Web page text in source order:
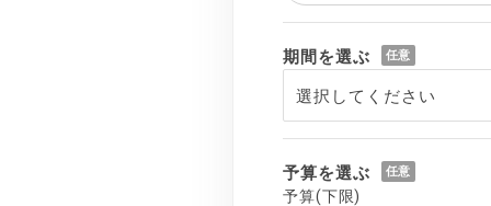
期間を選ぶ
予算を選ぶ
予算(下限)